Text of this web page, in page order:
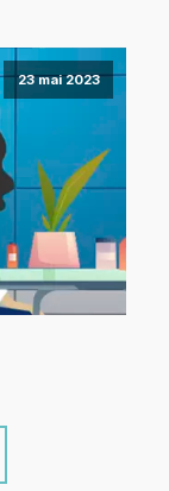
23 mai 2023